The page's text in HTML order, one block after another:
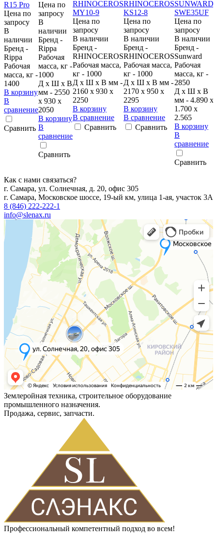
Цена по
запросу
В
наличии
Бренд -
Rippa
Рабочая
масса, кг -
1400
В корзину
В
сравнение
Сравнить
Цена по
запросу
В
наличии
Бренд -
Rippa
Рабочая
масса, кг -
1000
Д x Ш x В
мм - 2550
х 930 х
2050
В корзину
В
сравнение
Сравнить
Цена по
запросу
В наличии
Бренд -
RHINOCEROS
Рабочая масса,
кг - 1000
Д x Ш x В мм -
2160 х 930 х
2250
В корзину
В сравнение
Сравнить
Цена по
запросу
В наличии
Бренд -
RHINOCEROS
Рабочая масса,
кг - 1000
Д x Ш x В мм -
2170 х 950 х
2295
В корзину
В сравнение
Сравнить
Цена по
запросу
В наличии
Бренд -
Sunward
Рабочая
масса, кг -
2850
Д x Ш x В
мм - 4.890 x
1.700 x
2.565
В корзину
В
сравнение
Сравнить
Как с нами связаться?
г. Самара, ул. Солнечная, д. 20, офис 305
г. Самара, Московское шоссе, 19-ый км, улица 1-ая, участок 3А
8 (846) 222-222-1
info@slenax.ru
Землеройная техника, строительное оборудование
промышленного назначения.
Продажа, сервис, запчасти.
Профессиональный компетентный подход во всем!